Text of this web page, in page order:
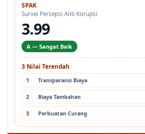
SPAK
Survei Persepsi Anti Korupsi
3.99
A — Sangat Baik
3 Nilai Terendah
1 Transparansi Biaya
2 Biaya Tambahan
3 Perbuatan Curang